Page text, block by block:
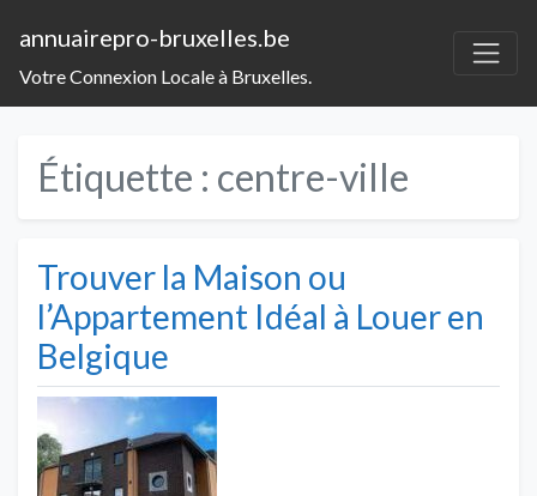
annuairepro-bruxelles.be
Votre Connexion Locale à Bruxelles.
Étiquette : centre-ville
Trouver la Maison ou
l’Appartement Idéal à Louer en
Belgique